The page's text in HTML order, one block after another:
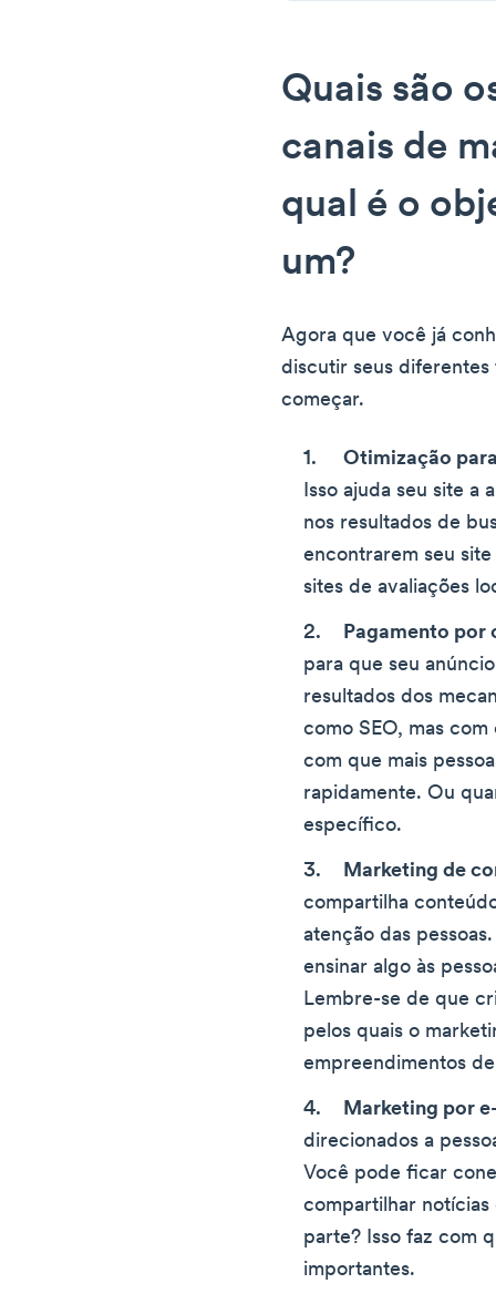
Quais são
canais de
qual é o
um?
Agora que você já
discutir seus diferentes
começar.
Otimização
Isso ajuda seu site a
nos resultados de
encontrarem seu
sites de avaliações
Pagamento por
para que seu
resultados dos
como SEO, mas
com que mais
rapidamente. Ou
específico.
Marketing de
compartilha
atenção das
ensinar algo às
Lembre-se de que
pelos quais o
empreendimentos
Marketing por
direcionados a
Você pode ficar
compartilhar notícias
parte? Isso faz com
importantes.